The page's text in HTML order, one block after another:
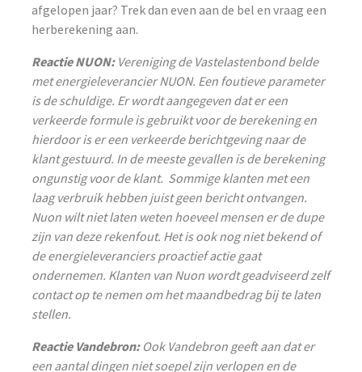
afgelopen jaar? Trek dan even aan de bel en vraag een
herberekening aan.
Reactie NUON:Vereniging de Vastelastenbond belde
met energieleverancier NUON. Een foutieve parameter
is de schuldige. Er wordt aangegeven dat er een
verkeerde formule is gebruikt voor de berekening en
hierdoor is er een verkeerde berichtgeving naar de
klant gestuurd. In de meeste gevallen is de berekening
ongunstig voor de klant. Sommige klanten met een
laag verbruik hebben juist geen bericht ontvangen.
Nuon wilt niet laten weten hoeveel mensen er de dupe
zijn van deze rekenfout. Het is ook nog niet bekend of
de energieleveranciers proactief actie gaat
ondernemen. Klanten van Nuon wordt geadviseerd zelf
contact op te nemen om het maandbedrag bij te laten
stellen.
Reactie Vandebron:Ook Vandebron geeft aan dat er
een aantal dingen niet soepel zijn verlopen en de